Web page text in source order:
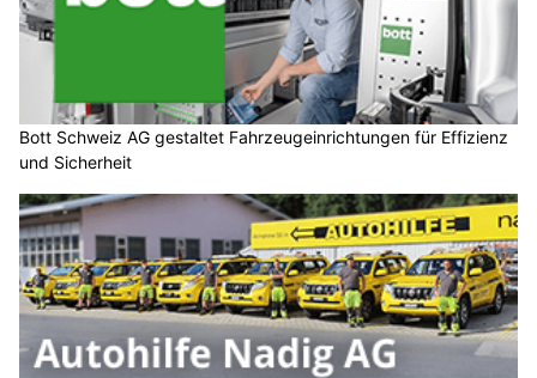
Bott Schweiz AG gestaltet Fahrzeugeinrichtungen für Effizienz
und Sicherheit